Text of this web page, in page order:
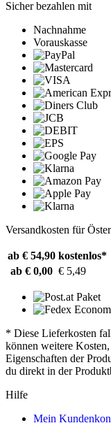
Sicher bezahlen mit
Nachnahme
Vorauskasse
Versandkosten für
ab € 54,90 kostenlos*
ab € 0,00 € 5,49
* Diese Lieferkosten
können weitere
Eigenschaften der
du direkt in der
Hilfe
Mein